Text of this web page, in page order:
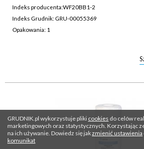
Indeks producenta:WF20BB1-2
Indeks Grudnik: GRU-00055369
Opakowania: 1
GRUDNIK.pl wykorzystuje pliki cookies do celów
marketingowych oraz statystycznych. Korzystając
na ich używanie. Dowiedz się jakzmienić ustawienia
komunikat